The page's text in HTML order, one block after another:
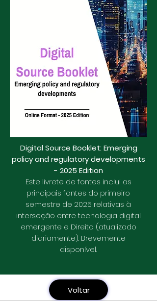
Digital Source Booklet: Emerging
policy and regulatory developments
- 2025 Edition
Este livrete de fontes inclui as
principais fontes do primeiro
semestre de 2025 relativas à
interseção entre tecnologia digital
emergente e Direito (atualizado
diariamente). Brevemente
disponível.
Voltar